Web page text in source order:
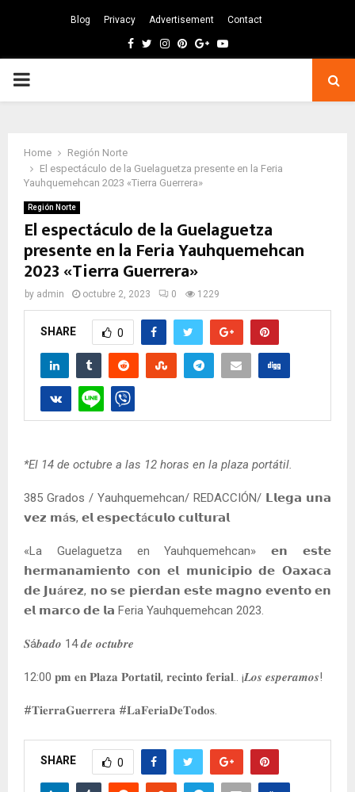
Blog Privacy Advertisement Contact
Facebook
TwitterInstagram
Pinterest
GoogleYoutube
PRIMARY
Home
Región Norte
El espectáculo de la Guelaguetza presente en la Feria
Yauhquemehcan 2023 «Tierra Guerrera»
Región Norte
El espectáculo de la Guelaguetza
presente en la Feria Yauhquemehcan
2023 «Tierra Guerrera»
by admin octubre 2, 2023 0 1229
SHARE 0
*El 14 de octubre a las 12 horas en la plaza portátil.
385 Grados / Yauhquemehcan/ REDACCIÓN/ 𝗟𝗹𝗲𝗴𝗮 𝘂𝗻𝗮
𝘃𝗲𝘇 𝗺á𝘀, 𝗲𝗹 𝗲𝘀𝗽𝗲𝗰𝘁á𝗰𝘂𝗹𝗼 𝗰𝘂𝗹𝘁𝘂𝗿𝗮𝗹
«La Guelaguetza en Yauhquemehcan» 𝗲𝗻 𝗲𝘀𝘁𝗲
𝗵𝗲𝗿𝗺𝗮𝗻𝗮𝗺𝗶𝗲𝗻𝘁𝗼 𝗰𝗼𝗻 𝗲𝗹 𝗺𝘂𝗻𝗶𝗰𝗶𝗽𝗶𝗼 𝗱𝗲 𝗢𝗮𝘅𝗮𝗰𝗮
𝗱𝗲 𝗝𝘂á𝗿𝗲𝘇, 𝗻𝗼 𝘀𝗲 𝗽𝗶𝗲𝗿𝗱𝗮𝗻 𝗲𝘀𝘁𝗲 𝗺𝗮𝗴𝗻𝗼 𝗲𝘃𝗲𝗻𝘁𝗼 𝗲𝗻
𝗲𝗹 𝗺𝗮𝗿𝗰𝗼 𝗱𝗲 𝗹𝗮 Feria Yauhquemehcan 2023.
𝑺á𝒃𝒂𝒅𝒐 14 𝒅𝒆 𝒐𝒄𝒕𝒖𝒃𝒓𝒆
12:00 𝐩𝐦 𝐞𝐧 𝐏𝐥𝐚𝐳𝐚 𝐏𝐨𝐫𝐭𝐚𝐭𝐢𝐥, 𝐫𝐞𝐜𝐢𝐧𝐭𝐨 𝐟𝐞𝐫𝐢𝐚𝐥.. ¡𝑳𝒐𝒔 𝒆𝒔𝒑𝒆𝒓𝒂𝒎𝒐𝒔!
#𝐓𝐢𝐞𝐫𝐫𝐚𝐆𝐮𝐞𝐫𝐫𝐞𝐫𝐚 #𝐋𝐚𝐅𝐞𝐫𝐢𝐚𝐃𝐞𝐓𝐨𝐝𝐨𝐬.
SHARE 0